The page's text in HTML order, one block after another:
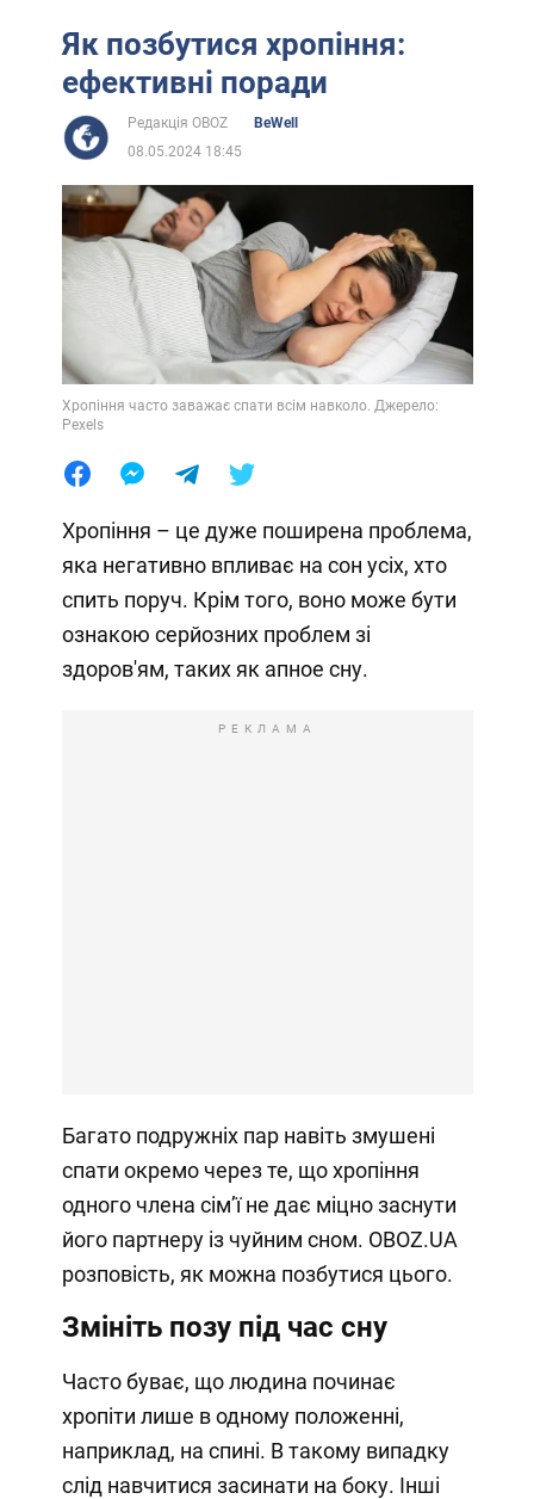
Як позбутися хропіння:
ефективні поради
Редакція OBOZ
BeWell
08.05.2024 18:45
Хропіння часто заважає спати всім навколо. Джерело:
Pexels
Хропіння – це дуже поширена проблема,
яка негативно впливає на сон усіх, хто
спить поруч. Крім того, воно може бути
ознакою серйозних проблем зі
здоров'ям, таких як апное сну.
РЕКЛАМА
Багато подружніх пар навіть змушені
спати окремо через те, що хропіння
одного члена сімʼї не дає міцно заснути
його партнеру із чуйним сном. OBOZ.UA
розповість, як можна позбутися цього.
Змініть позу під час сну
Часто буває, що людина починає
хропіти лише в одному положенні,
наприклад, на спині. В такому випадку
слід навчитися засинати на боку. Інші